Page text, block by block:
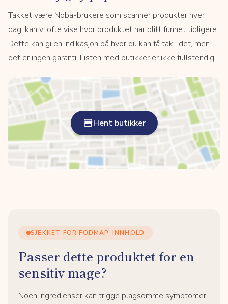
Takket være Noba-brukere som scanner produkter hver
dag, kan vi ofte vise hvor produktet har blitt funnet tidligere.
Dette kan gi en indikasjon på hvor du kan få tak i det, men
det er ingen garanti. Listen med butikker er ikke fullstendig.
Hent butikker
SJEKKET FOR FODMAP-INNHOLD
Passer dette produktet for en
sensitiv mage?
Noen ingredienser kan trigge plagsomme symptomer